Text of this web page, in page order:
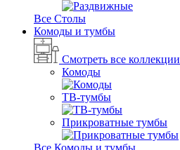
Все Столы
Комоды и тумбы
Смотреть все коллекции
Комоды
ТВ-тумбы
Прикроватные тумбы
Все Комоды и тумбы